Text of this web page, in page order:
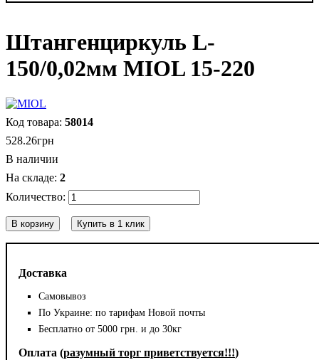
Штангенциркуль L-
150/0,02мм MIOL 15-220
Доставка
Самовывоз
По Украине: по тарифам Новой почты
Бесплатно от 5000 грн. и до 30кг
Оплата (разумный торг приветствуется!!!)
58014
528.26грн
В наличии
2
В корзину Купить в 1 клик